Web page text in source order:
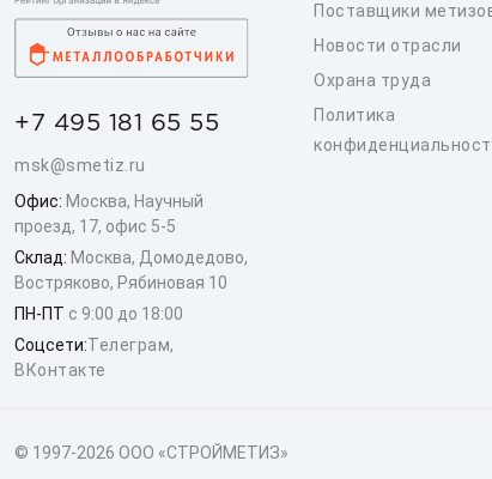
+7 495 181 65 55
msk@smetiz.ru
Офис: Москва, Научный
проезд, 17, офис 5-5
Склад: Москва, Домодедово,
Востряково, Рябиновая 10
ПН-ПТ с 9:00 до 18:00
Соцсети:Телеграм,
ВКонтакте
Поставщики
Новости отрасли
Охрана труда
Политика
© 1997-2026 ООО «СТРОЙМЕТИЗ»